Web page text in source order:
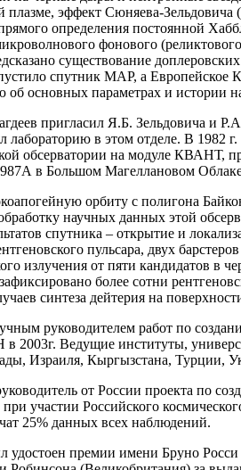
плазме, эффект Сюняева-
определения постоянной
фонового
существование
спутник МАР, а Европейское
основных параметрах и истории
пригласил Я.Б. Зельдовича и
лабораторию в этом отделе. В
обсерватории на модуле КВАНТ,
в Большом Магеллановом
орбиту с полигона
научных данных этой
спутника – открытие и
пульсара, двух
излучения от пяти кандидатов
более сотни
синтеза дейтерия на
руководителем работ по
2003г. Ведущие институты,
Израиля, Кыргызстана, Турции,
от России проекта по
при участии Российского
25% данных всех наблюдений.
премии имени Бруно Росси